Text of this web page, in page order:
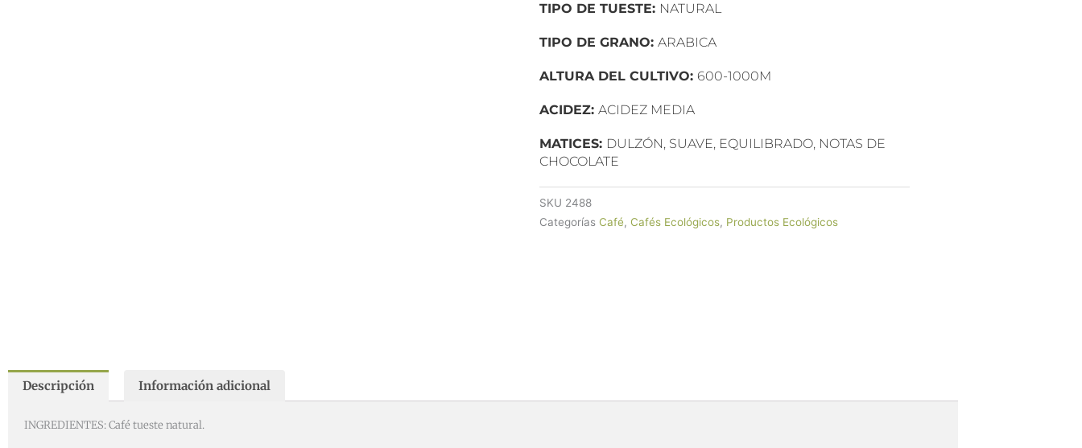
TIPO DE TUESTE: NATURAL
TIPO DE GRANO: ARABICA
ALTURA DEL CULTIVO: 600-1000M
ACIDEZ: ACIDEZ MEDIA
MATICES: DULZÓN, SUAVE, EQUILIBRADO, NOTAS DE
CHOCOLATE
SKU 2488
Categorías Café, Cafés Ecológicos, Productos Ecológicos
Descripción Información adicional
INGREDIENTES: Café tueste natural.